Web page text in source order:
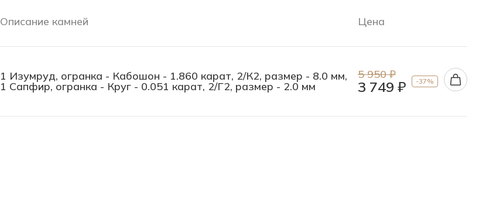
Описание камней Цена
1 Изумруд, огранка - Кабошон - 1.860 карат, 2/К2, размер - 8.0 мм,
1 Сапфир, огранка - Круг - 0.051 карат, 2/Г2, размер - 2.0 мм
5 950 ₽
3 749 ₽ -37%